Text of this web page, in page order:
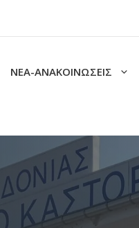
ΝΕΑ-ΑΝΑΚΟΙΝΩΣΕΙΣ